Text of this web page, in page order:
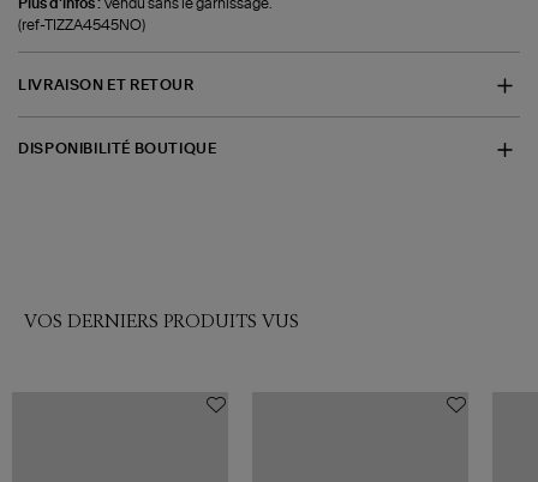
Plus d'infos :Vendu sans le garnissage.
(ref-TIZZA4545NO)
LIVRAISON ET RETOUR
DISPONIBILITÉ BOUTIQUE
VOS DERNIERS PRODUITS VUS